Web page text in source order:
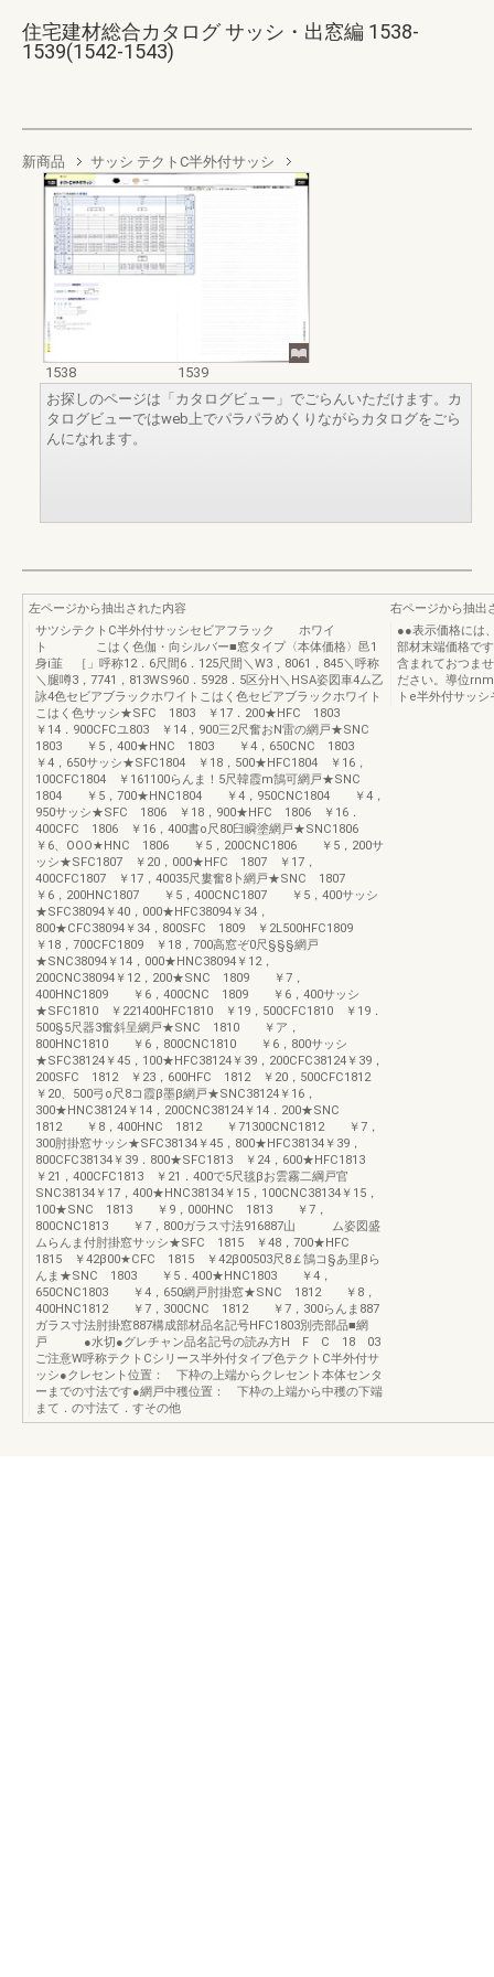
住宅建材総合カタログ サッシ・出窓編 1538-
1539(1542-1543)
新商品 サッシ テクトC半外付サッシ
1538
1539
お探しのページは「カタログビュー」でごらんいただけます。カ
タログビューではweb上でパラパラめくりながらカタログをごら
んになれます。
左ページから抽出された内容
サツシテクトC半外付サッシセビアフラック ホワイ
ト こはく色伽・向シルバー■窓タイプ〈本体価格〉邑1
身i韮 ［」呼称12．6尺間6．125尺間＼W3，8061，845＼呼称
＼腿噂3，7741，813WS960．5928．5区分H＼HSA姿図車4ム乙
詠4色セビアブラックホワイトこはく色セビアブラックホワイト
こはく色サッシ★SFC 1803 ￥17．200★HFC 1803
￥14．900CFCユ803 ￥14，900三2尺奮おN雷の網戸★SNC
1803 ￥5，400★HNC 1803 ￥4，650CNC 1803
￥4，650サッシ★SFC1804 ￥18，500★HFC1804 ￥16，
100CFC1804 ￥161100らんま！5尺韓霞m鵠可網戸★SNC
1804 ￥5，700★HNC1804 ￥4，950CNC1804 ￥4，
950サッシ★SFC 1806 ￥18，900★HFC 1806 ￥16．
400CFC 1806 ￥16，400書o尺80臼瞬塗網戸★SNC1806
￥6、OOO★HNC 1806 ￥5，200CNC1806 ￥5，200サ
ッシ★SFC1807 ￥20，000★HFC 1807 ￥17，
400CFC1807 ￥17，40035尺婁奮8卜網戸★SNC 1807
￥6，200HNC1807 ￥5，400CNC1807 ￥5，400サッシ
★SFC38094￥40，000★HFC38094￥34，
800★CFC38094￥34，800SFC 1809 ￥2L500HFC1809
￥18，700CFC1809 ￥18，700高窓ぞ0尺§§§網戸
★SNC38094￥14，000★HNC38094￥12，
200CNC38094￥12，200★SNC 1809 ￥7，
400HNC1809 ￥6，400CNC 1809 ￥6，400サッシ
★SFC1810 ￥221400HFC1810 ￥19，500CFC1810 ￥19．
500§5尺器3奮斜呈網戸★SNC 1810 ￥ア，
800HNC1810 ￥6，800CNC1810 ￥6，800サッシ
★SFC38124￥45，100★HFC38124￥39，200CFC38124￥39，
200SFC 1812 ￥23，600HFC 1812 ￥20，500CFC1812
￥20、500弓o尺8コ霞β墨β網戸★SNC38124￥16，
300★HNC38124￥14，200CNC38124￥14．200★SNC
1812 ￥8，400HNC 1812 ￥71300CNC1812 ￥7，
300肘掛窓サッシ★SFC38134￥45，800★HFC38134￥39，
800CFC38134￥39．800★SFC1813 ￥24，600★HFC1813
￥21，400CFC1813 ￥21．400で5尺毯βお雲霧二綱戸官
SNC38134￥17，400★HNC38134￥15，100CNC38134￥15，
100★SNC 1813 ￥9，000HNC 1813 ￥7，
800CNC1813 ￥7，800ガラス寸法916887山 ム姿図盛
ムらんま付肘掛窓サッシ★SFC 1815 ￥48，700★HFC
1815 ￥42β00★CFC 1815 ￥42β00503尺8￡鵠コ§あ里βら
んま★SNC 1803 ￥5．400★HNC1803 ￥4，
650CNC1803 ￥4，650網戸肘掛窓★SNC 1812 ￥8，
400HNC1812 ￥7，300CNC 1812 ￥7，300らんま887
ガラス寸法肘掛窓887構成部材品名記号HFC1803別売部品■網
戸 ●水切●グレチャン品名記号の読み方H F C 18 03
ご注意W呼称テクトCシリース半外付タイプ色テクトC半外付サ
ッシ●クレセント位置： 下枠の上端からクレセント本体センタ
ーまでの寸法です●網戸中穫位置： 下枠の上端から中穫の下端
まて．の寸法て．すその他
右ページから抽出
●●表示価格には
部材末端価格で
含まれておつま
ださい。導位
トe半外付サッシ